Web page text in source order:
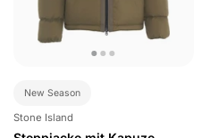
New Season
Stone Island